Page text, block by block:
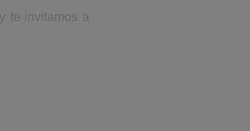
te invitamos a